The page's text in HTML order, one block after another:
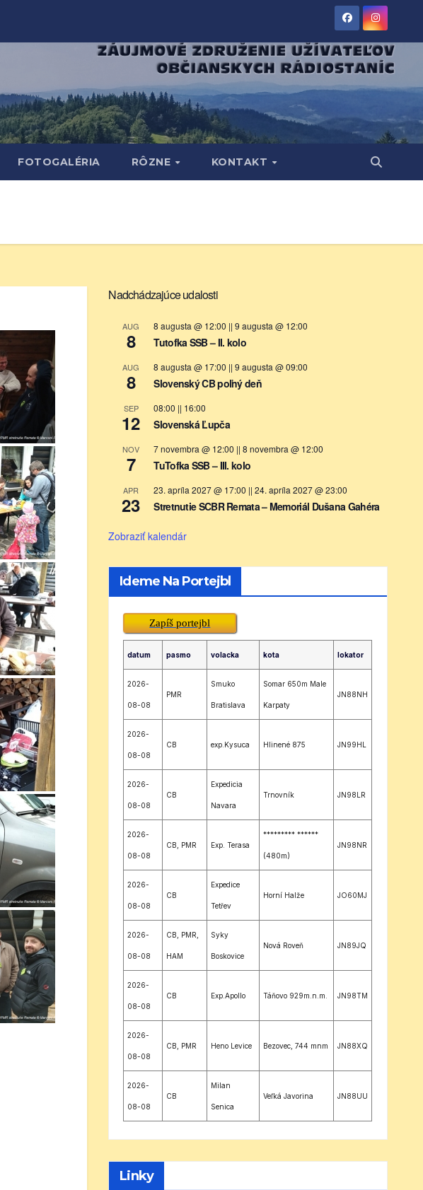
FOTOGALÉRIA RÔZNE KONTAKT
Nadchádzajúce udalosti
AUG
8
8 augusta @ 12:00 ||9 augusta @ 12:00
Tutofka SSB – II. kolo
AUG
8
8 augusta @ 17:00 ||9 augusta @ 09:00
Slovenský CB poľný deň
SEP
12
08:00 || 16:00
Slovenská Ľupča
NOV
7
7 novembra @ 12:00 ||8 novembra @ 12:00
TuTofka SSB – III. kolo
APR
23
23. apríla 2027 @ 17:00 ||24. apríla 2027 @ 23:00
Stretnutie SCBR Remata – Memoriál Dušana Gahéra
Zobraziť kalendár
Ideme Na Portejbl
Zapíš portejbl
datum pasmo volacka kota lokator
2026-
08-08
PMR
Smuko
Bratislava
Somar 650m Male
Karpaty
JN88NH
2026-
08-08
CB exp.Kysuca Hlinené 875 JN99HL
2026-
08-08
CB
Expedicia
Navara
Trnovník JN98LR
2026-
08-08
CB, PMR Exp. Terasa
********* ******
(480m)
JN98NR
2026-
08-08
CB
Expedice
Tetřev
Horní Halže JO60MJ
2026-
08-08
CB, PMR,
HAM
Syky
Boskovice
Nová Roveň JN89JQ
2026-
08-08
CB Exp.Apollo Táňovo 929m.n.m. JN98TM
2026-
08-08
CB, PMR Heno Levice Bezovec, 744 mnm JN88XQ
2026-
08-08
CB
Milan
Senica
Veľká Javorina JN88UU
Linky